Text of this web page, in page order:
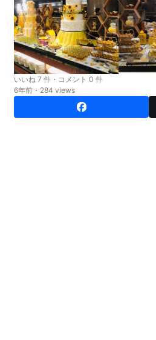
いいね 7 件・コメント 0 件
6年前・284 views